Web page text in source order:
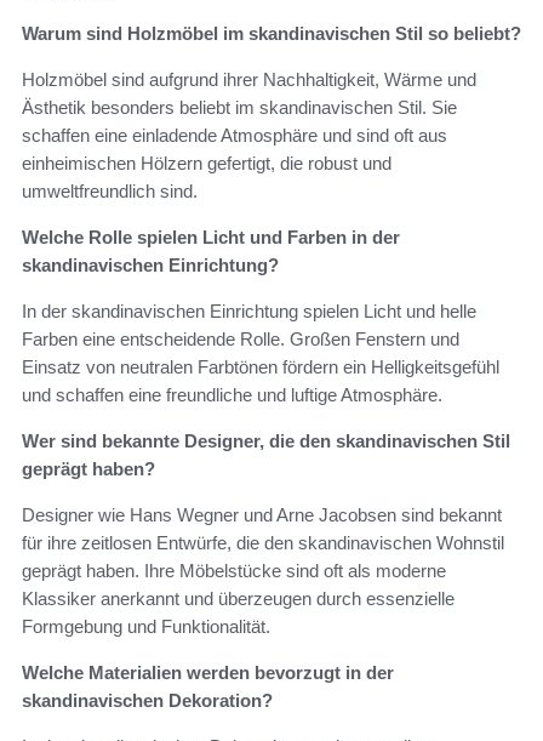
Warum sind Holzmöbel im skandinavischen Stil so beliebt?
Holzmöbel sind aufgrund ihrer Nachhaltigkeit, Wärme und
Ästhetik besonders beliebt im skandinavischen Stil. Sie
schaffen eine einladende Atmosphäre und sind oft aus
einheimischen Hölzern gefertigt, die robust und
umweltfreundlich sind.
Welche Rolle spielen Licht und Farben in der
skandinavischen Einrichtung?
In der skandinavischen Einrichtung spielen Licht und helle
Farben eine entscheidende Rolle. Großen Fenstern und
Einsatz von neutralen Farbtönen fördern ein Helligkeitsgefühl
und schaffen eine freundliche und luftige Atmosphäre.
Wer sind bekannte Designer, die den skandinavischen Stil
geprägt haben?
Designer wie Hans Wegner und Arne Jacobsen sind bekannt
für ihre zeitlosen Entwürfe, die den skandinavischen Wohnstil
geprägt haben. Ihre Möbelstücke sind oft als moderne
Klassiker anerkannt und überzeugen durch essenzielle
Formgebung und Funktionalität.
Welche Materialien werden bevorzugt in der
skandinavischen Dekoration?